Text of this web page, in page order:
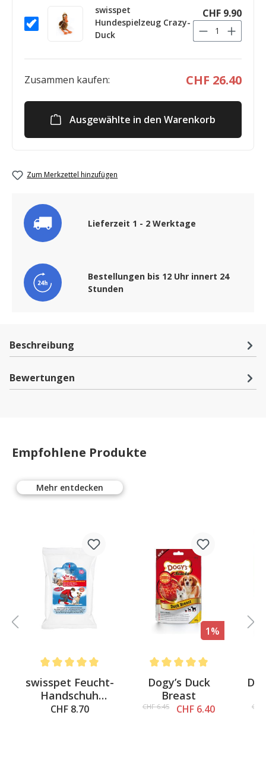
swisspet
Hundespielzeug Crazy-
Duck
CHF 9.90
Zusammen kaufen: CHF 26.40
Ausgewählte in den Warenkorb
Zum Merkzettel hinzufügen
Lieferzeit 1 - 2 Werktage
Bestellungen bis 12 Uhr innert 24
Stunden
Beschreibung
Bewertungen
Empfohlene Produkte
Mehr entdecken
out of 5 starsAverage rating of 5 out of 5 stars
swisspet Feucht-
Handschuh
Cleany
CHF 8.70
1%
Average rating of 5 out of 5
Dogy’s Duck
Breast
CHF 6.45 CHF 6.40 CHF